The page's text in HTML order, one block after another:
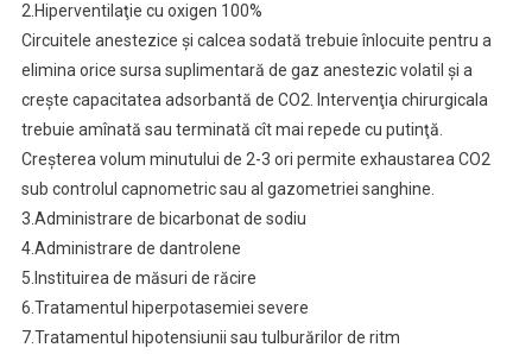
2.Hiperventilaţie cu oxigen 100%
Circuitele anestezice şi calcea sodată trebuie înlocuite pentru a
elimina orice sursa suplimentară de gaz anestezic volatil şi a
creşte capacitatea adsorbantă de CO2. Intervenţia chirurgicala
trebuie amînată sau terminată cît mai repede cu putinţă.
Creşterea volum minutului de 2-3 ori permite exhaustarea CO2
sub controlul capnometric sau al gazometriei sanghine.
3.Administrare de bicarbonat de sodiu
4.Administrare de dantrolene
5.Instituirea de măsuri de răcire
6.Tratamentul hiperpotasemiei severe
7.Tratamentul hipotensiunii sau tulburărilor de ritm